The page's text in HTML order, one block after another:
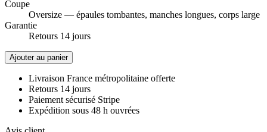
Coupe
Oversize — épaules tombantes, manches longues, corps large
Garantie
Retours 14 jours
Ajouter au panier
Livraison France métropolitaine offerte
Retours 14 jours
Paiement sécurisé Stripe
Expédition sous 48 h ouvrées